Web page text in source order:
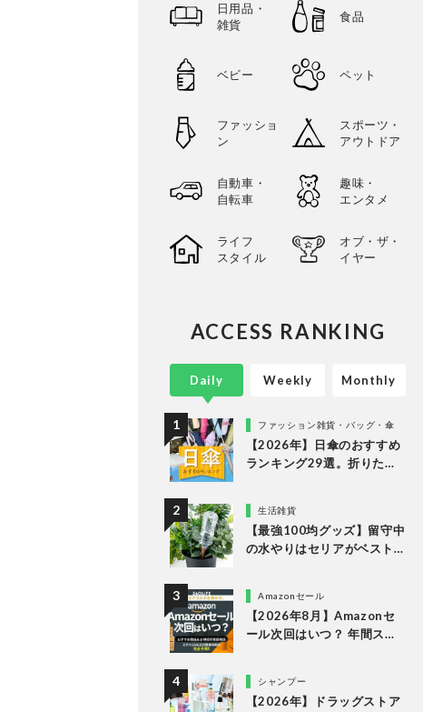
日用品・
雑貨
食品
ベビー ペット
ファッショ
ン
スポーツ・
アウトドア
自動車・
自転車
趣味・
エンタメ
ライフ
スタイル
オブ・ザ・
イヤー
ACCESS RANKING
Daily
ファッション雑貨・バッグ・傘
【2026年】日傘のおすすめ
ランキング29選。折りたた
生活雑貨
【最強100均グッズ】留守中
の水やりはセリアがベスト
Amazonセール
【2026年8月】Amazonセ
ール次回はいつ？ 年間スケ
シャンプー
【2026年】ドラッグストア
Weekly Monthly